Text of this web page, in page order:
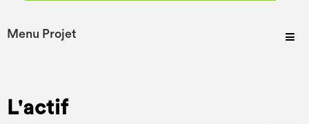
Menu Projet
L'actif